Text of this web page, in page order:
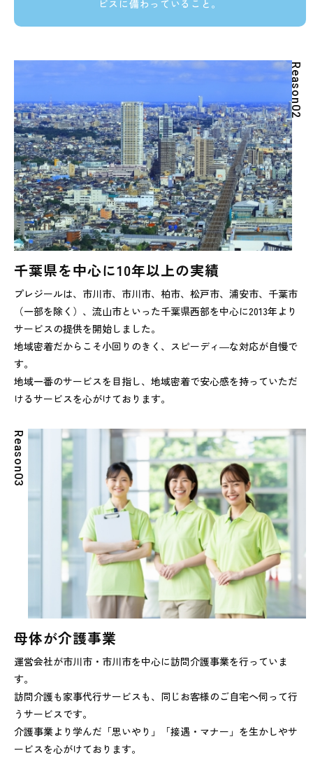
ビスに備わっていること。
R
e
a
s
o
n
0
2
千葉県を中心に10年以上の実績
プレジールは、市川市、市川市、柏市、松戸市、浦安市、千葉市
（一部を除く）、流山市といった千葉県西部を中心に2013年より
サービスの提供を開始しました。
地域密着だからこそ小回りのきく、スピーディ―な対応が自慢で
す。
地域一番のサービスを目指し、地域密着で安心感を持っていただ
けるサービスを心がけております。
R
e
a
s
o
n
0
3
母体が介護事業
運営会社が市川市・市川市を中心に訪問介護事業を行っていま
す。
訪問介護も家事代行サービスも、同じお客様のご自宅へ伺って行
うサービスです。
介護事業より学んだ「思いやり」「接遇・マナー」を生かしやサ
ービスを心がけております。